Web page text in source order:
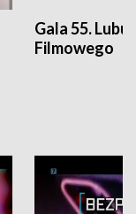
Gala 55.
Filmowego